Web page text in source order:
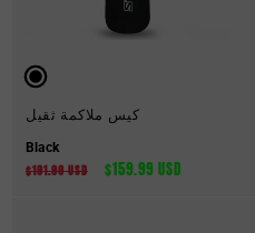
Black
كيس ملاكمة ثقيل
السعر
$191.99 USD
سعر
$159.99 USD